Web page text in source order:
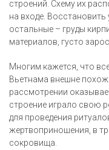
строений. Схему их
на входе.
остальные – груды
материалов, густо
Многим кажется, что
Вьетнама внешне
рассмотрении
строение играло свою
для проведения
жертвоприношения, в
сокровища.